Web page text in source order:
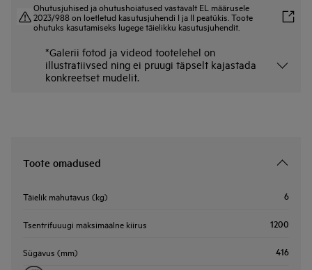
Ohutusjuhised ja ohutushoiatused vastavalt EL määrusele
2023/988 on loetletud kasutusjuhendi I ja II peatükis. Toote
ohutuks kasutamiseks lugege täielikku kasutusjuhendit.
*Galerii fotod ja videod tootelehel on
illustratiivsed ning ei pruugi täpselt kajastada
konkreetset mudelit.
Toote omadused
Täielik mahutavus (kg) 6
Tsentrifuuugi maksimaalne kiirus 1200
Sügavus (mm) 416